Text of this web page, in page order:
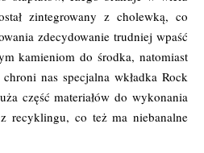
zintegrowany z cholewką, co
zdecydowanie trudniej wpaść
kamieniom do środka, natomiast
nas specjalna wkładka Rock
część materiałów do wykonania
recyklingu, co też ma niebanalne